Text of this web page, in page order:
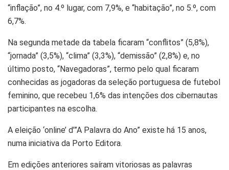
“inflação”, no 4.º lugar, com 7,9%, e “habitação”, no 5.º, com
6,7%.
Na segunda metade da tabela ficaram “conflitos” (5,8%),
“jornada” (3,5%), “clima” (3,3%), “demissão” (2,8%) e, no
último posto, “Navegadoras”, termo pelo qual ficaram
conhecidas as jogadoras da seleção portuguesa de futebol
feminino, que recebeu 1,6% das intenções dos cibernautas
participantes na escolha.
A eleição ‘online’ d’”A Palavra do Ano” existe há 15 anos,
numa iniciativa da Porto Editora.
Em edições anteriores saíram vitoriosas as palavras